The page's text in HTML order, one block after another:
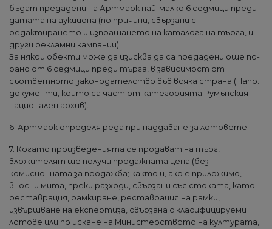
бъдат предадени на Артмарк най-малко 6 седмици преди
датата на аукциона (по причини, свързани с
редактирането и изпращането на каталога на търга, и
други рекламни кампании).
За някои обекти може да изисква да са предадени още по-
рано от 6 седмици преди търга, в зависимост от
съответното законодателство във всяка страна (Напр.:
документи, които са част от категорията Румънския
национален архив).
6. Артмарк определя реда при наддаване за лотовете.
7. Когато произведенията се продават на търг,
вложителят ще получи продажната цена (без
комисионната за продажба; както и, ако е приложимо,
вносни мита, преки разходи, свързани със стоката, като
реставрация, рамкиране, реставрация на рамки,
извършване на експертиза, свързана с класифицируеми
лотове или по искане на Министерството на културата,